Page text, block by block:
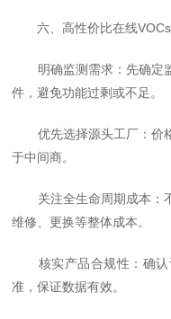
六、高性价比在线VOCs
明确监测需求：先确定监
件，避免功能过剩或不足。
优先选择源头工厂：价格
于中间商。
关注全生命周期成本：不
维修、更换等整体成本。
核实产品合规性：确认
准，保证数据有效。